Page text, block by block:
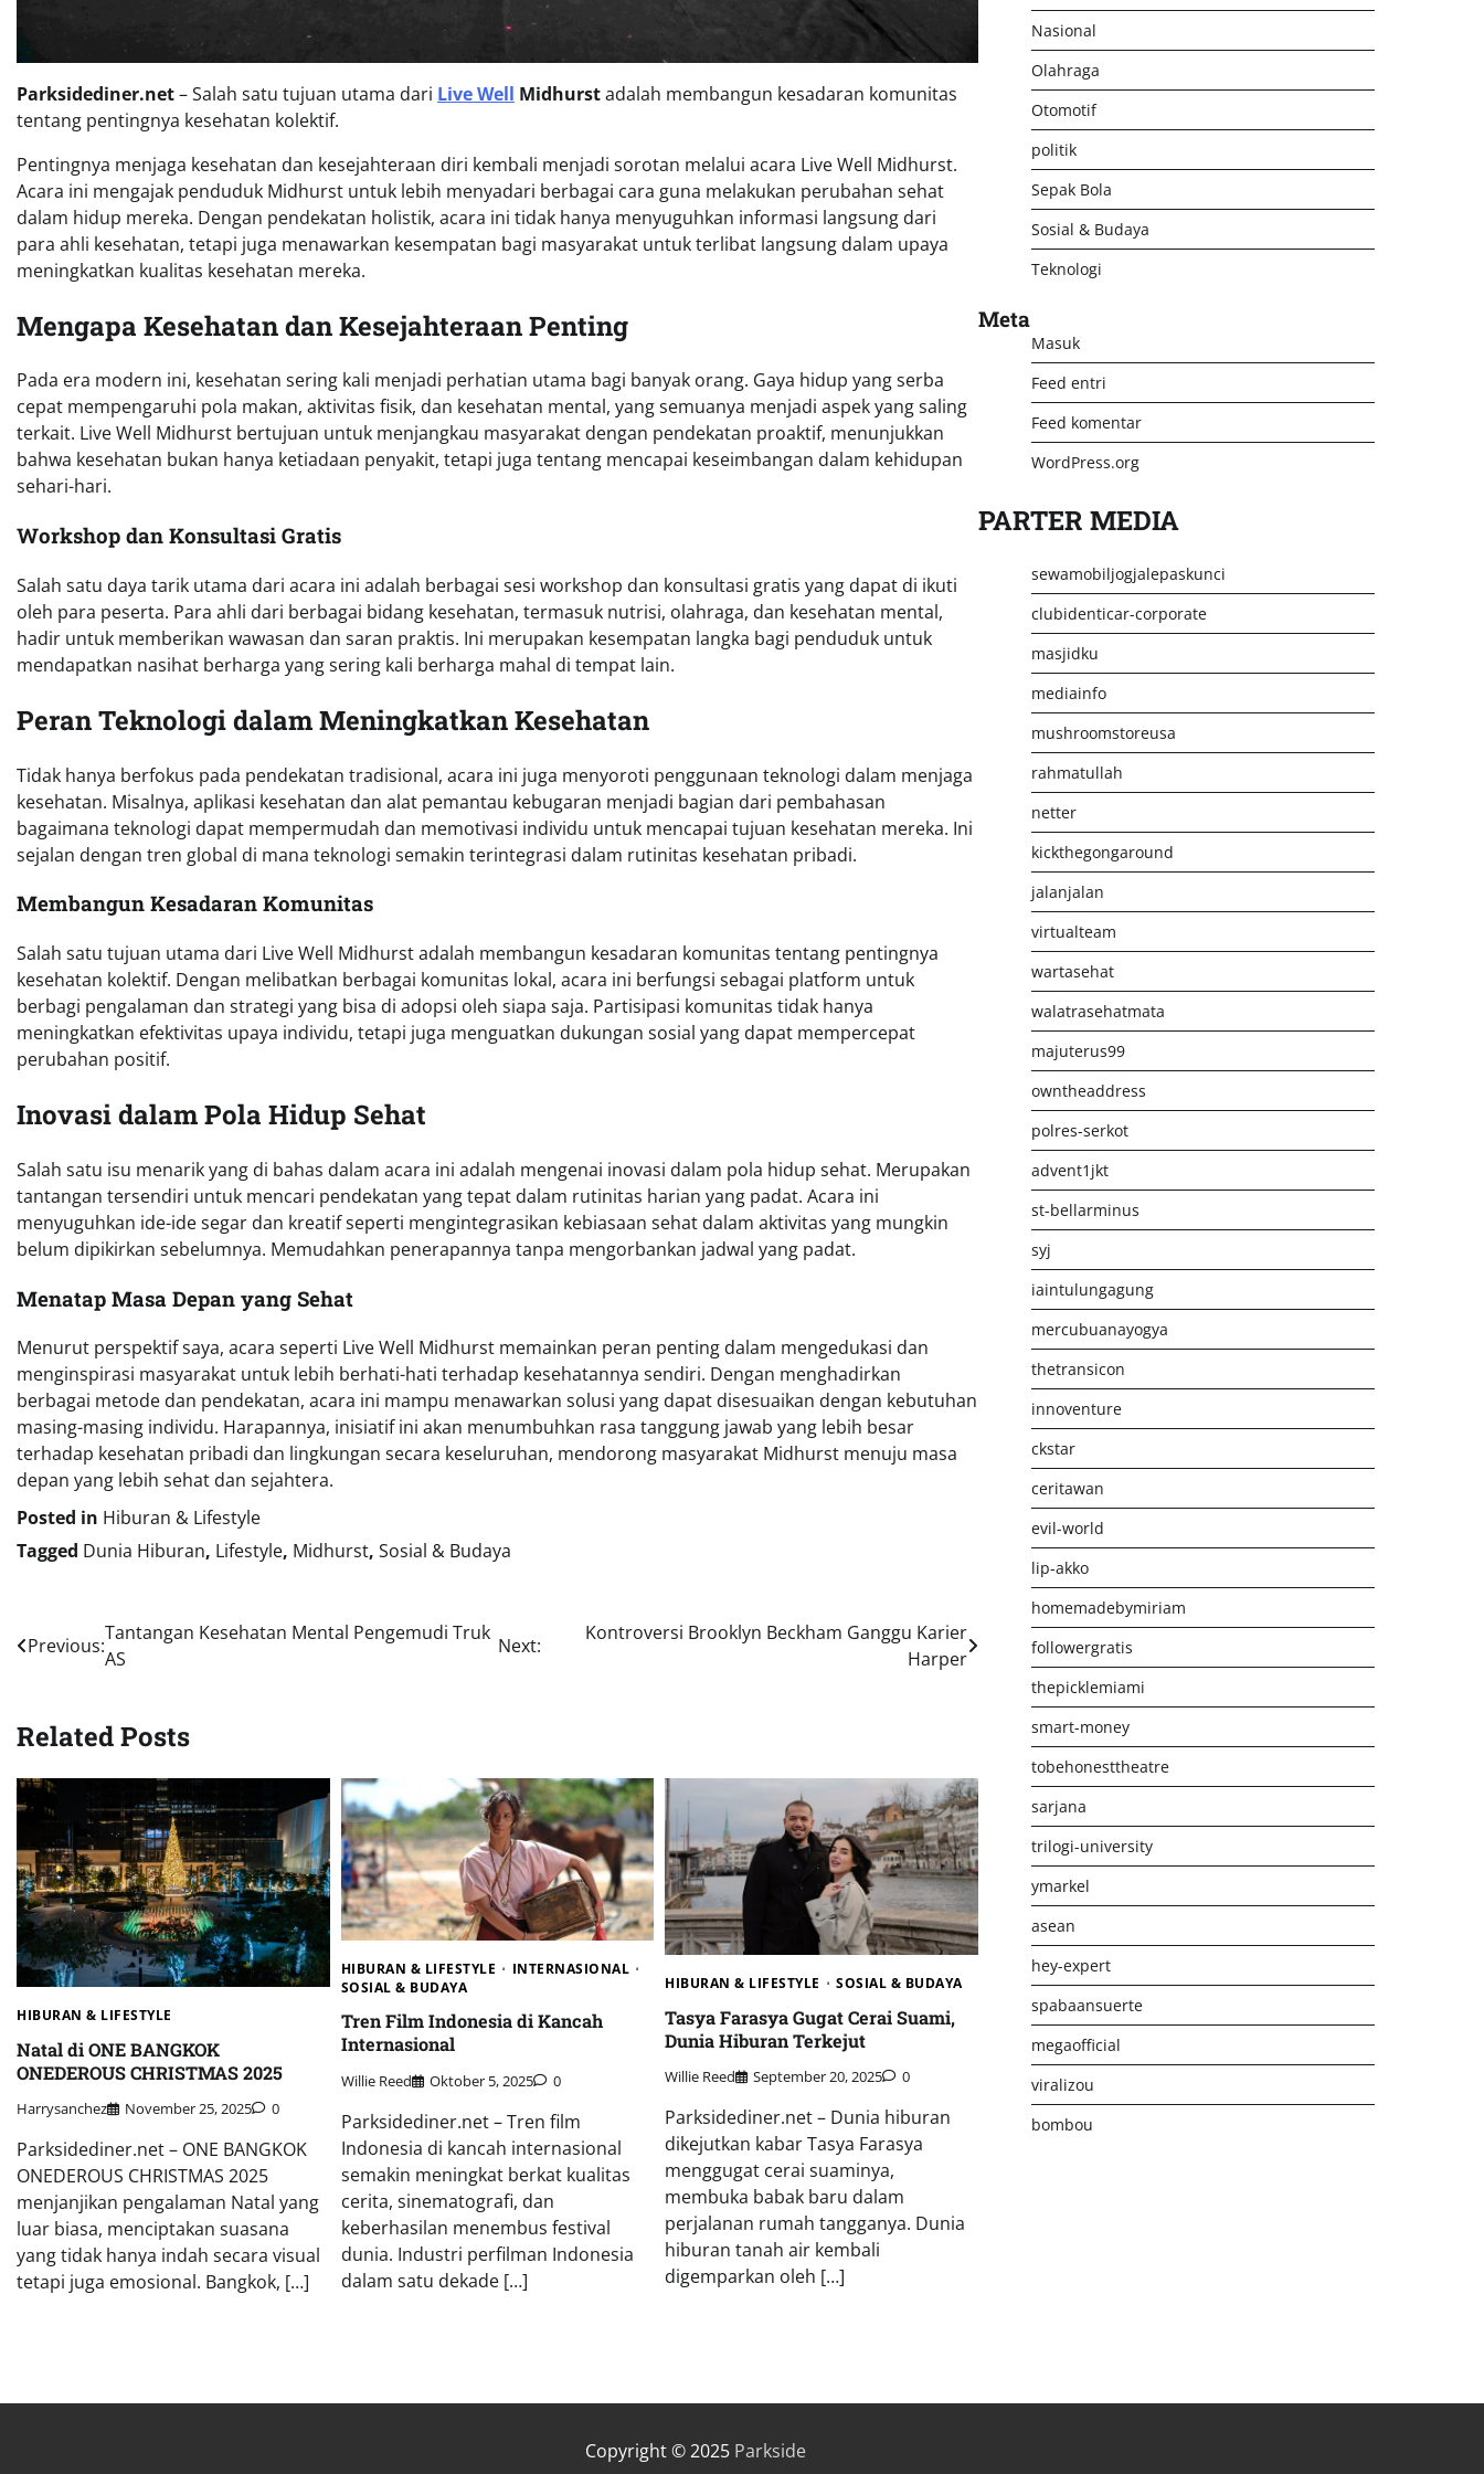
Parksidediner.net– Salah satu tujuan utama dari Live Well Midhurstadalah membangun kesadaran komunitas
tentang pentingnya kesehatan kolektif.
Pentingnya menjaga kesehatan dan kesejahteraan diri kembali menjadi sorotan melalui acara Live Well Midhurst.
Acara ini mengajak penduduk Midhurst untuk lebih menyadari berbagai cara guna melakukan perubahan sehat
dalam hidup mereka. Dengan pendekatan holistik, acara ini tidak hanya menyuguhkan informasi langsung dari
para ahli kesehatan, tetapi juga menawarkan kesempatan bagi masyarakat untuk terlibat langsung dalam upaya
meningkatkan kualitas kesehatan mereka.
Mengapa Kesehatan dan Kesejahteraan Penting
Pada era modern ini, kesehatan sering kali menjadi perhatian utama bagi banyak orang. Gaya hidup yang serba
cepat mempengaruhi pola makan, aktivitas fisik, dan kesehatan mental, yang semuanya menjadi aspek yang saling
terkait. Live Well Midhurst bertujuan untuk menjangkau masyarakat dengan pendekatan proaktif, menunjukkan
bahwa kesehatan bukan hanya ketiadaan penyakit, tetapi juga tentang mencapai keseimbangan dalam kehidupan
sehari-hari.
Workshop dan Konsultasi Gratis
Salah satu daya tarik utama dari acara ini adalah berbagai sesi workshop dan konsultasi gratis yang dapat di ikuti
oleh para peserta. Para ahli dari berbagai bidang kesehatan, termasuk nutrisi, olahraga, dan kesehatan mental,
hadir untuk memberikan wawasan dan saran praktis. Ini merupakan kesempatan langka bagi penduduk untuk
mendapatkan nasihat berharga yang sering kali berharga mahal di tempat lain.
Peran Teknologi dalam Meningkatkan Kesehatan
Tidak hanya berfokus pada pendekatan tradisional, acara ini juga menyoroti penggunaan teknologi dalam menjaga
kesehatan. Misalnya, aplikasi kesehatan dan alat pemantau kebugaran menjadi bagian dari pembahasan
bagaimana teknologi dapat mempermudah dan memotivasi individu untuk mencapai tujuan kesehatan mereka. Ini
sejalan dengan tren global di mana teknologi semakin terintegrasi dalam rutinitas kesehatan pribadi.
Membangun Kesadaran Komunitas
Salah satu tujuan utama dari Live Well Midhurst adalah membangun kesadaran komunitas tentang pentingnya
kesehatan kolektif. Dengan melibatkan berbagai komunitas lokal, acara ini berfungsi sebagai platform untuk
berbagi pengalaman dan strategi yang bisa di adopsi oleh siapa saja. Partisipasi komunitas tidak hanya
meningkatkan efektivitas upaya individu, tetapi juga menguatkan dukungan sosial yang dapat mempercepat
perubahan positif.
Inovasi dalam Pola Hidup Sehat
Salah satu isu menarik yang di bahas dalam acara ini adalah mengenai inovasi dalam pola hidup sehat. Merupakan
tantangan tersendiri untuk mencari pendekatan yang tepat dalam rutinitas harian yang padat. Acara ini
menyuguhkan ide-ide segar dan kreatif seperti mengintegrasikan kebiasaan sehat dalam aktivitas yang mungkin
belum dipikirkan sebelumnya. Memudahkan penerapannya tanpa mengorbankan jadwal yang padat.
Menatap Masa Depan yang Sehat
Menurut perspektif saya, acara seperti Live Well Midhurst memainkan peran penting dalam mengedukasi dan
menginspirasi masyarakat untuk lebih berhati-hati terhadap kesehatannya sendiri. Dengan menghadirkan
berbagai metode dan pendekatan, acara ini mampu menawarkan solusi yang dapat disesuaikan dengan kebutuhan
masing-masing individu. Harapannya, inisiatif ini akan menumbuhkan rasa tanggung jawab yang lebih besar
terhadap kesehatan pribadi dan lingkungan secara keseluruhan, mendorong masyarakat Midhurst menuju masa
depan yang lebih sehat dan sejahtera.
Posted in Hiburan & Lifestyle
Tagged Dunia Hiburan, Lifestyle, Midhurst, Sosial & Budaya
Navigasi
Previous:
Tantangan Kesehatan Mental Pengemudi Truk
AS
Next:
Kontroversi Brooklyn Beckham Ganggu Karier
Harper
Related Posts
HIBURAN & LIFESTYLE
Natal di ONE BANGKOK
ONEDEROUS CHRISTMAS 2025
Harrysanchez November 25, 2025 0
Parksidediner.net – ONE BANGKOK
ONEDEROUS CHRISTMAS 2025
menjanjikan pengalaman Natal yang
luar biasa, menciptakan suasana
yang tidak hanya indah secara visual
tetapi juga emosional. Bangkok, […]
HIBURAN & LIFESTYLE
INTERNASIONAL
SOSIAL & BUDAYA
Tren Film Indonesia di Kancah
Internasional
Willie Reed Oktober 5, 2025 0
Parksidediner.net – Tren film
Indonesia di kancah internasional
semakin meningkat berkat kualitas
cerita, sinematografi, dan
keberhasilan menembus festival
dunia. Industri perfilman Indonesia
dalam satu dekade […]
HIBURAN & LIFESTYLE SOSIAL & BUDAYA
Tasya Farasya Gugat Cerai Suami,
Dunia Hiburan Terkejut
Willie Reed September 20, 2025 0
Parksidediner.net – Dunia hiburan
dikejutkan kabar Tasya Farasya
menggugat cerai suaminya,
membuka babak baru dalam
perjalanan rumah tangganya. Dunia
hiburan tanah air kembali
digemparkan oleh […]
Nasional
Olahraga
Otomotif
politik
Sepak Bola
Sosial & Budaya
Teknologi
Meta
Masuk
Feed entri
Feed komentar
WordPress.org
PARTER MEDIA
sewamobiljogjalepaskunci
clubidenticar-corporate
masjidku
mediainfo
mushroomstoreusa
rahmatullah
netter
kickthegongaround
jalanjalan
virtualteam
wartasehat
walatrasehatmata
majuterus99
owntheaddress
polres-serkot
advent1jkt
st-bellarminus
syj
iaintulungagung
mercubuanayogya
thetransicon
innoventure
ckstar
ceritawan
evil-world
lip-akko
homemadebymiriam
followergratis
thepicklemiami
smart-money
tobehonesttheatre
sarjana
trilogi-university
ymarkel
asean
hey-expert
spabaansuerte
megaofficial
viralizou
bombou
Copyright © 2025 Parkside